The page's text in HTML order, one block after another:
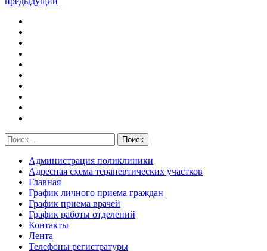
Администрация поликлиники
Адресная схема терапевтических участков
Главная
График личного приема граждан
График приема врачей
График работы отделений
Контакты
Лента
Телефоны регистратуры